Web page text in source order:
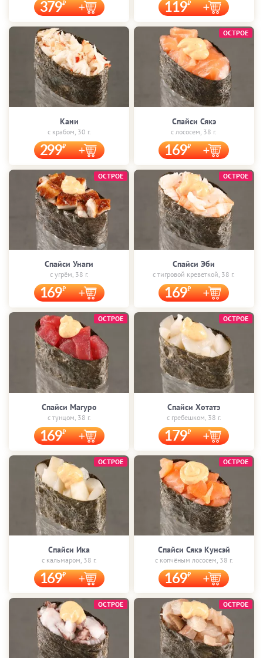
379 119
Кани
с крабом, 30 г.
299
Спайси Сякэ
с лососем, 38 г.
169
ОСТРОЕ
Спайси Унаги
с угрём, 38 г.
169
ОСТРОЕ
Спайси Эби
с тигровой креветкой, 38 г.
169
ОСТРОЕ
Спайси Магуро
с тунцом, 38 г.
169
ОСТРОЕ
Спайси Хотатэ
с гребешком, 38 г.
179
ОСТРОЕ
Спайси Ика
с кальмаром, 38 г.
169
ОСТРОЕ
Спайси Сякэ Кунсэй
с копчёным лососем, 38 г.
169
ОСТРОЕ
ОСТРОЕ ОСТРОЕ